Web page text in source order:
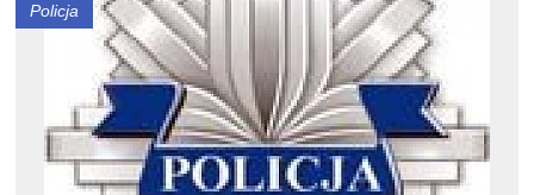
Policja